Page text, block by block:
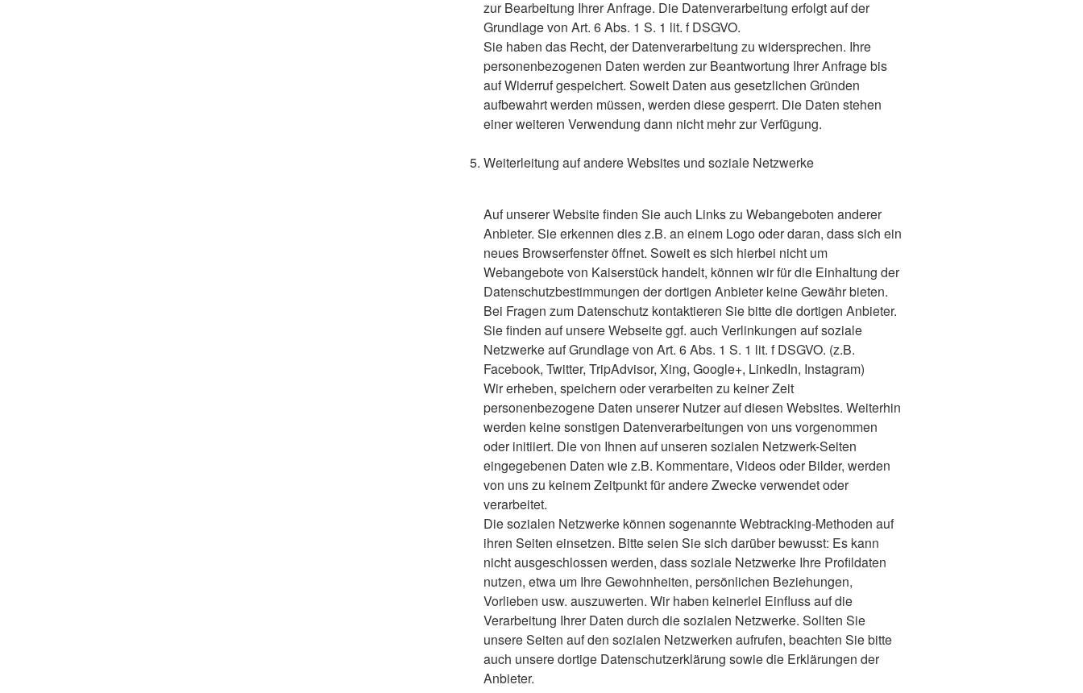
zur Bearbeitung Ihrer Anfrage. Die Datenverarbeitung erfolgt auf der
Grundlage von Art. 6 Abs. 1 S. 1 lit. f DSGVO.
Sie haben das Recht, der Datenverarbeitung zu widersprechen. Ihre
personenbezogenen Daten werden zur Beantwortung Ihrer Anfrage bis
auf Widerruf gespeichert. Soweit Daten aus gesetzlichen Gründen
aufbewahrt werden müssen, werden diese gesperrt. Die Daten stehen
einer weiteren Verwendung dann nicht mehr zur Verfügung.
Weiterleitung auf andere Websites und soziale Netzwerke
Auf unserer Website finden Sie auch Links zu Webangeboten anderer
Anbieter. Sie erkennen dies z.B. an einem Logo oder daran, dass sich ein
neues Browserfenster öffnet. Soweit es sich hierbei nicht um
Webangebote von Kaiserstück handelt, können wir für die Einhaltung der
Datenschutzbestimmungen der dortigen Anbieter keine Gewähr bieten.
Bei Fragen zum Datenschutz kontaktieren Sie bitte die dortigen Anbieter.
Sie finden auf unsere Webseite ggf. auch Verlinkungen auf soziale
Netzwerke auf Grundlage von Art. 6 Abs. 1 S. 1 lit. f DSGVO. (z.B.
Facebook, Twitter, TripAdvisor, Xing, Google+, LinkedIn, Instagram)
Wir erheben, speichern oder verarbeiten zu keiner Zeit
personenbezogene Daten unserer Nutzer auf diesen Websites. Weiterhin
werden keine sonstigen Datenverarbeitungen von uns vorgenommen
oder initiiert. Die von Ihnen auf unseren sozialen Netzwerk-Seiten
eingegebenen Daten wie z.B. Kommentare, Videos oder Bilder, werden
von uns zu keinem Zeitpunkt für andere Zwecke verwendet oder
verarbeitet.
Die sozialen Netzwerke können sogenannte Webtracking-Methoden auf
ihren Seiten einsetzen. Bitte seien Sie sich darüber bewusst: Es kann
nicht ausgeschlossen werden, dass soziale Netzwerke Ihre Profildaten
nutzen, etwa um Ihre Gewohnheiten, persönlichen Beziehungen,
Vorlieben usw. auszuwerten. Wir haben keinerlei Einfluss auf die
Verarbeitung Ihrer Daten durch die sozialen Netzwerke. Sollten Sie
unsere Seiten auf den sozialen Netzwerken aufrufen, beachten Sie bitte
auch unsere dortige Datenschutzerklärung sowie die Erklärungen der
Anbieter.